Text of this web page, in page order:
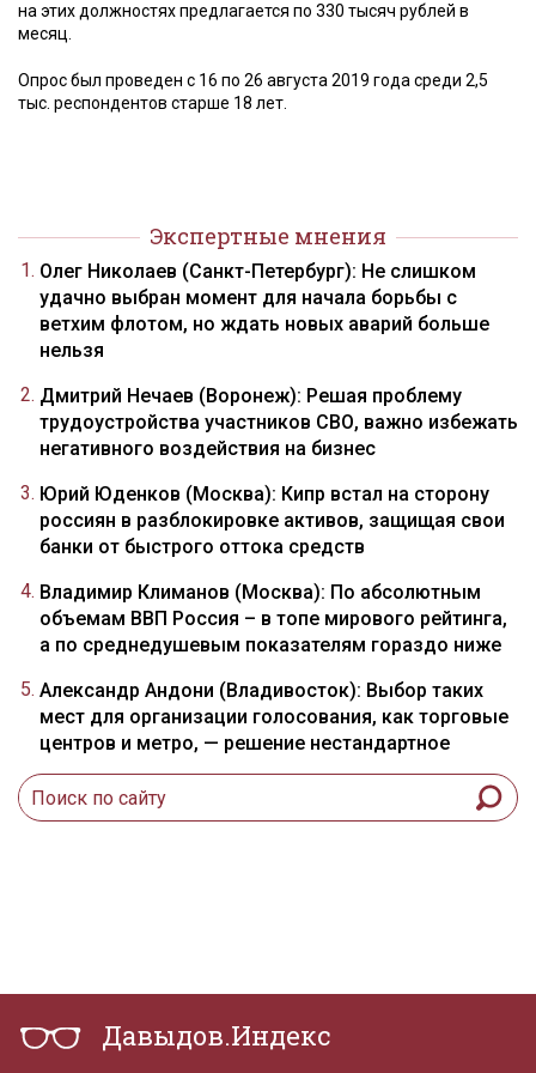
на этих должностях предлагается по 330 тысяч рублей в
месяц.
Опрос был проведен с 16 по 26 августа 2019 года среди 2,5
тыс. респондентов старше 18 лет.
Экспертные мнения
Олег Николаев (Санкт-Петербург): Не слишком
удачно выбран момент для начала борьбы с
ветхим флотом, но ждать новых аварий больше
нельзя
Дмитрий Нечаев (Воронеж): Решая проблему
трудоустройства участников СВО, важно избежать
негативного воздействия на бизнес
Юрий Юденков (Москва): Кипр встал на сторону
россиян в разблокировке активов, защищая свои
банки от быстрого оттока средств
Владимир Климанов (Москва): По абсолютным
объемам ВВП Россия – в топе мирового рейтинга,
а по среднедушевым показателям гораздо ниже
Александр Андони (Владивосток): Выбор таких
мест для организации голосования, как торговые
центров и метро, — решение нестандартное
Давыдов.Индекс